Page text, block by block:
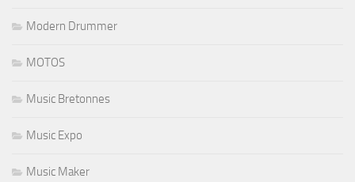
Modern Drummer
MOTOS
Music Bretonnes
Music Expo
Music Maker